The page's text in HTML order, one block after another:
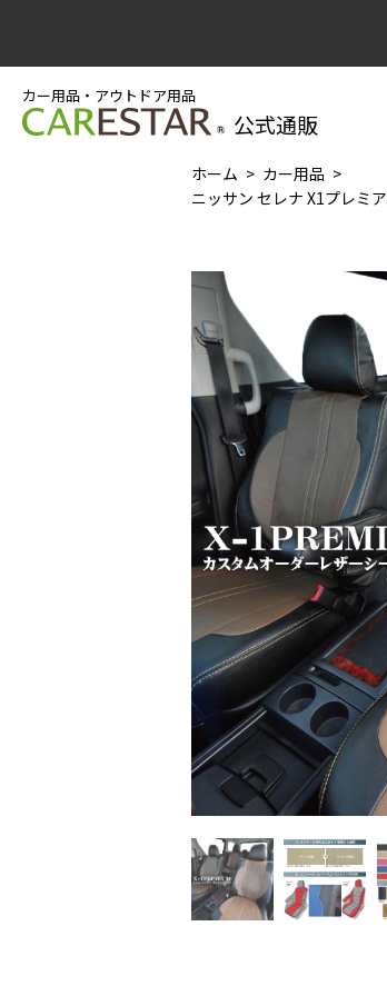
カー用品・アウトドア用品
公式通販
ホーム
カー用品
ニッサン セレナ X1プレミ